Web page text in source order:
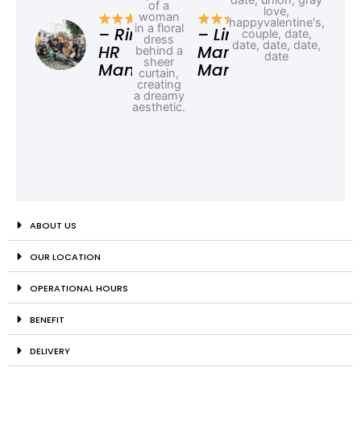
– Rina,
HR
Manager
– Linda,
Marketing
Manager
ABOUT US
OUR LOCATION
OPERATIONAL HOURS
BENEFIT
DELIVERY